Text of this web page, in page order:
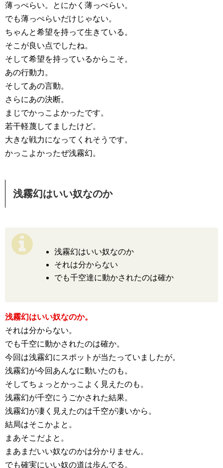
薄っぺらい。とにかく薄っぺらい。
でも薄っぺらいだけじゃない。
ちゃんと希望を持って生きている。
そこが良い点でしたね。
そして希望を持っているからこそ。
あの行動力。
そしてあの言動。
さらにあの決断。
まじでかっこよかったです。
若干軽蔑してましたけど。
大きな戦力になってくれそうです。
かっこよかったぜ浅霧幻。
浅霧幻はいい奴なのか
浅霧幻はいい奴なのか
それは分からない
でも千空達に動かされたのは確か
浅霧幻はいい奴なのか。
それは分からない。
でも千空に動かされたのは確か。
今回は浅霧幻にスポットが当たっていましたが。
浅霧幻が今回あんなに動いたのも。
そしてちょっとかっこよく見えたのも。
浅霧幻が千空にうごかされた結果。
浅霧幻が凄く見えたのは千空が凄いから。
結局はそこかよと。
まあそこだよと。
まあまだいい奴なのかは分かりません。
でも確実にいい奴の道は歩んでる。